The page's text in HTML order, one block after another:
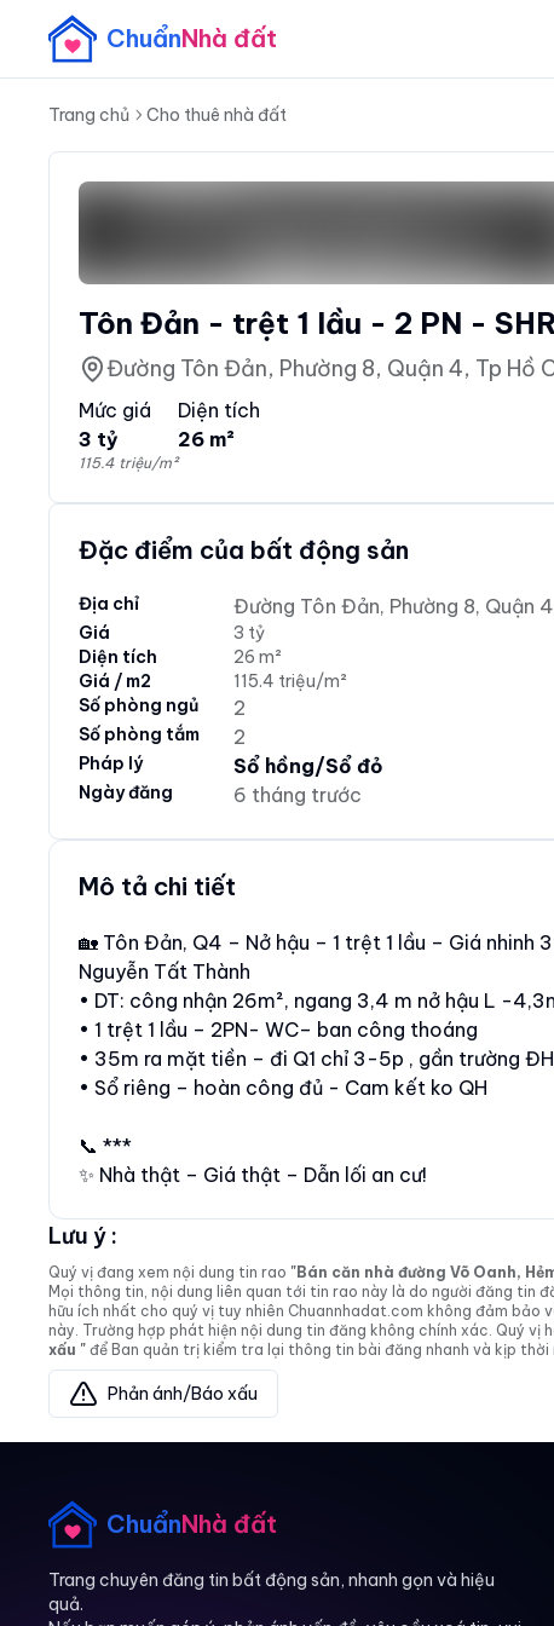
ChuẩnNhà đất
Trang chủ Cho thuê nhà đất
Tôn Đản - trệt 1 lầu - 2
Đường Tôn Đản, Phường 8, Quận 4, Tp Hồ
Mức giá
3 tỷ
115.4 triệu/m²
Diện tích
26 m²
Đặc điểm của bất động sản
Địa chỉ Đường Tôn Đản, Phường 8, Quận
Giá
3 tỷ
Diện tích
26 m²
Giá / m2
115.4 triệu/m²
Số phòng ngủ
2
Số phòng tắm 2
Pháp lý Sổ hồng/Sổ đỏ
Ngày đăng 6 tháng trước
Mô tả chi tiết
🏡 Tôn Đản, Q4 – Nở hậu – 1 trệt 1 lầu – Giá
Nguyễn Tất Thành
• DT: công nhận 26m², ngang 3,4 m nở hậu L -
• 1 trệt 1 lầu – 2PN- WC– ban công thoáng
• 35m ra mặt tiền – đi Q1 chỉ 3-5p , gần trường
• Sổ riêng – hoàn công đủ - Cam kết ko QH
📞 ***
✨ Nhà thật – Giá thật – Dẫn lối an cư!
Lưu ý :
Quý vị đang xem nội dung tin rao "Bán căn nhà đường Võ Oanh,
Mọi thông tin, nội dung liên quan tới tin rao này là do người đăng
hữu ích nhất cho quý vị tuy nhiên Chuannhadat.com không đảm
này. Trường hợp phát hiện nội dung tin đăng không chính xác. Quý
xấu " để Ban quản trị kiểm tra lại thông tin bài đăng nhanh và kịp thời
Phản ánh/Báo xấu
ChuẩnNhà đất
Trang chuyên đăng tin bất động sản, nhanh gọn và hiệu
quả.